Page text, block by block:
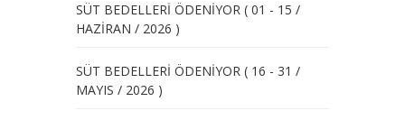
SÜT BEDELLERİ ÖDENİYOR ( 01 - 15 /
HAZİRAN / 2026 )
SÜT BEDELLERİ ÖDENİYOR ( 16 - 31 /
MAYIS / 2026 )